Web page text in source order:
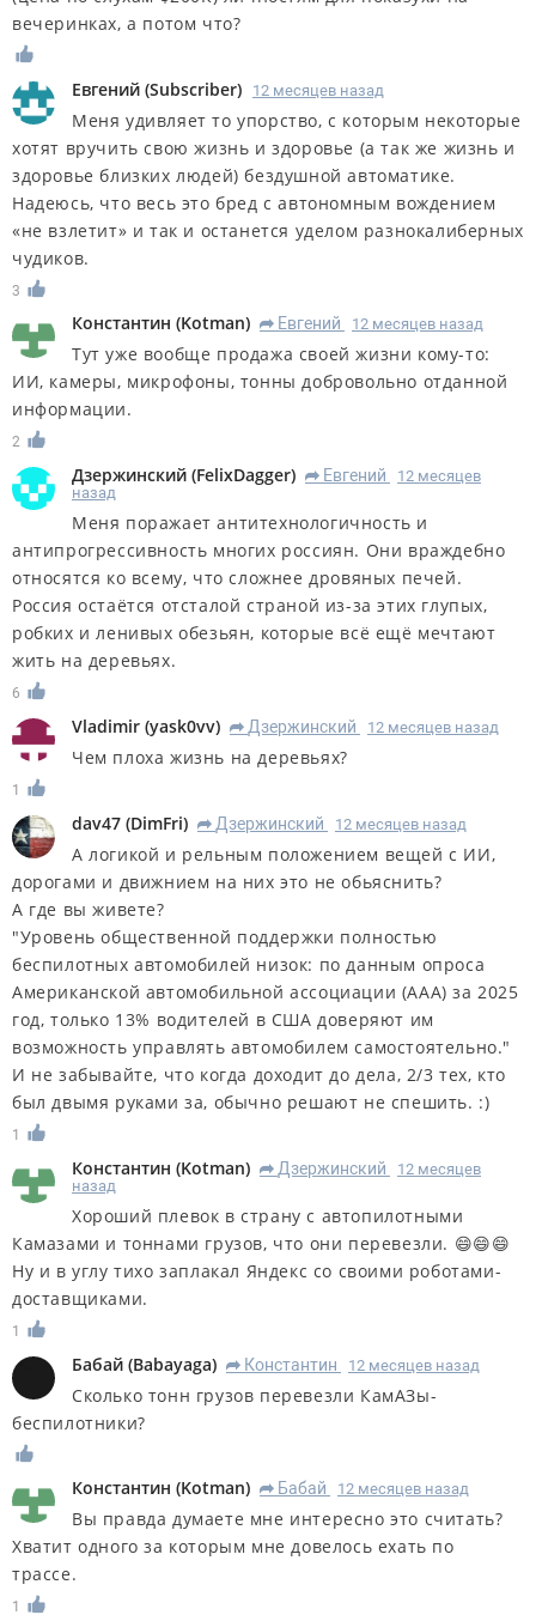
вечеринках, а потом что?
Евгений (Subscriber) 12 месяцев назад
Меня удивляет то упорство, с которым некоторые
хотят вручить свою жизнь и здоровье (а так же жизнь и
здоровье близких людей) бездушной автоматике.
Надеюсь, что весь это бред с автономным вождением
«не взлетит» и так и останется уделом разнокалиберных
чудиков.
3
Константин (Kotman) R Евгений 12 месяцев назад
Тут уже вообще продажа своей жизни кому-то:
ИИ, камеры, микрофоны, тонны добровольно отданной
информации.
2
Дзержинский (FelixDagger) R Евгений
12 месяцев
назад
Меня поражает антитехнологичность и
антипрогрессивность многих россиян. Они враждебно
относятся ко всему, что сложнее дровяных печей.
Россия остаётся отсталой страной из-за этих глупых,
робких и ленивых обезьян, которые всё ещё мечтают
жить на деревьях.
6
Vladimir (yask0vv) R Дзержинский 12 месяцев назад
Чем плоха жизнь на деревьях?
1
dav47 (DimFri) R Дзержинский 12 месяцев назад
А логикой и рельным положением вещей с ИИ,
дорогами и движнием на них это не обьяснить?
А где вы живете?
"Уровень общественной поддержки полностью
беспилотных автомобилей низок: по данным опроса
Американской автомобильной ассоциации (AAA) за 2025
год, только 13% водителей в США доверяют им
возможность управлять автомобилем самостоятельно."
И не забывайте, что когда доходит до дела, 2/3 тех, кто
был двымя руками за, обычно решают не спешить. :)
1
Константин (Kotman) R Дзержинский
12 месяцев
назад
Хороший плевок в страну с автопилотными
Камазами и тоннами грузов, что они перевезли. 😄😄😄
Ну и в углу тихо заплакал Яндекс со своими роботами-
доставщиками.
1
Бабай (Babayaga) R Константин 12 месяцев назад
Сколько тонн грузов перевезли КамАЗы-
беспилотники?
Константин (Kotman) R Бабай 12 месяцев назад
Вы правда думаете мне интересно это считать?
Хватит одного за которым мне довелось ехать по
трассе.
1